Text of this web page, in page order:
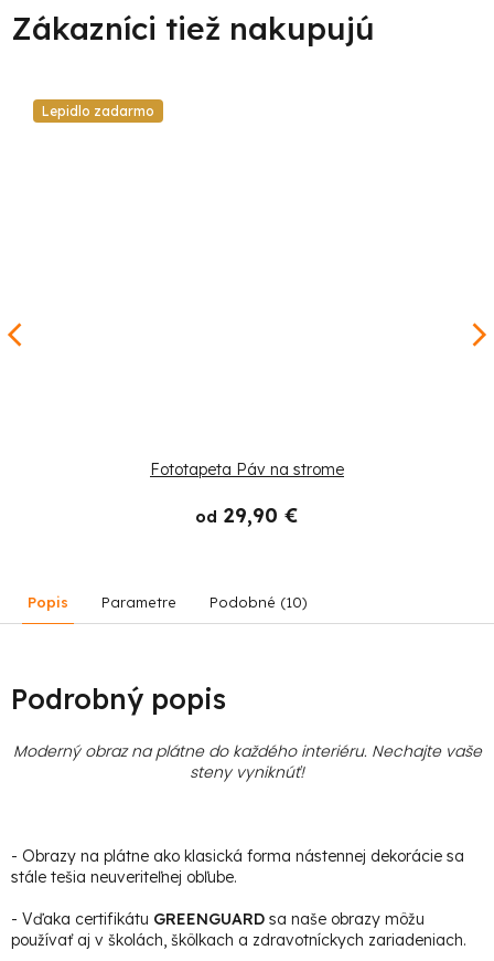
Lepidlo zadarmo
Fototapeta Páv na strome
od 29,90 €
Popis Parametre Podobné (10)
Podrobný popis
Moderný obraz na plátne do každého interiéru. Nechajte vaše
steny vyniknúť!
- Obrazy na plátne ako klasická forma nástennej dekorácie sa
stále tešia neuveriteľnej obľube.
- Vďaka certifikátu GREENGUARD sa naše obrazy môžu
používať aj v školách, škôlkach a zdravotníckych zariadeniach.